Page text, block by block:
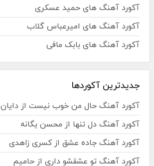
آکورد آهنگ های حمید عسکری
آکورد آهنگ های امیرعباس گلاب
آکورد آهنگ های بابک مافی
جدیدترین آکوردها
آکورد آهنگ حال من خوب نیست از دایان
آکورد آهنگ دل تنها از محسن یگانه
آکورد آهنگ جاده عشق از کسری زاهدی
آکورد آهنگ تو عشقشو داری از حامیم